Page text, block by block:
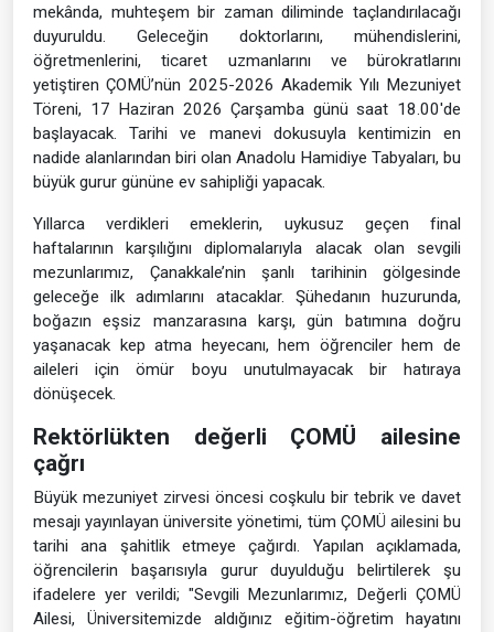
mekânda, muhteşem bir zaman diliminde taçlandırılacağı
duyuruldu. Geleceğin doktorlarını, mühendislerini,
öğretmenlerini, ticaret uzmanlarını ve bürokratlarını
yetiştiren ÇOMÜ’nün 2025-2026 Akademik Yılı Mezuniyet
Töreni, 17 Haziran 2026 Çarşamba günü saat 18.00'de
başlayacak. Tarihi ve manevi dokusuyla kentimizin en
nadide alanlarından biri olan Anadolu Hamidiye Tabyaları, bu
büyük gurur gününe ev sahipliği yapacak.
Yıllarca verdikleri emeklerin, uykusuz geçen final
haftalarının karşılığını diplomalarıyla alacak olan sevgili
mezunlarımız, Çanakkale’nin şanlı tarihinin gölgesinde
geleceğe ilk adımlarını atacaklar. Şühedanın huzurunda,
boğazın eşsiz manzarasına karşı, gün batımına doğru
yaşanacak kep atma heyecanı, hem öğrenciler hem de
aileleri için ömür boyu unutulmayacak bir hatıraya
dönüşecek.
Rektörlükten değerli ÇOMÜ ailesine
çağrı
Büyük mezuniyet zirvesi öncesi coşkulu bir tebrik ve davet
mesajı yayınlayan üniversite yönetimi, tüm ÇOMÜ ailesini bu
tarihi ana şahitlik etmeye çağırdı. Yapılan açıklamada,
öğrencilerin başarısıyla gurur duyulduğu belirtilerek şu
ifadelere yer verildi; "Sevgili Mezunlarımız, Değerli ÇOMÜ
Ailesi, Üniversitemizde aldığınız eğitim-öğretim hayatını